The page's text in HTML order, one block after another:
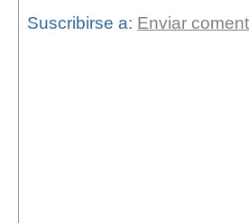
Suscribirse a: Enviar